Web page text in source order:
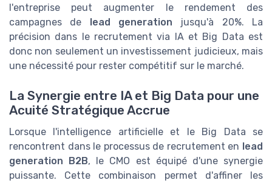
l'entreprise peut augmenter le rendement des
campagnes de
lead generation jusqu'à 20%. La
précision dans le recrutement via IA et Big Data est
donc non seulement un investissement judicieux, mais
une nécessité pour rester compétitif sur le marché.
La Synergie entre IA et Big Data pour une
Acuité Stratégique Accrue
Lorsque l'intelligence artificielle et le Big Data se
rencontrent dans le processus de recrutement en lead
generation B2B, le CMO est équipé d'une synergie
puissante. Cette combinaison permet d'affiner les